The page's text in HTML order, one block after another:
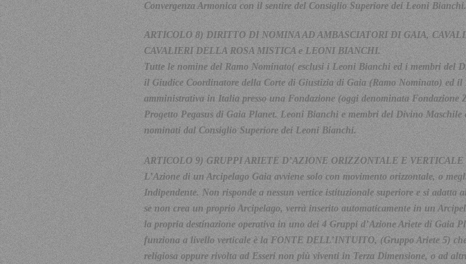
Convergenza Armonica con il sentire del Consiglio Superiore dei Leoni Bianchi.
ARTICOLO 8) DIRITTO DI NOMINA AD AMBASCIATORI DI GAIA,
CAVALIERI DELLA ROSA MISTICA e LEONI BIANCHI.
Tutte le nomine del Ramo Nominato( esclusi i Leoni Bianchi ed i membri del
il Giudice Coordinatore della Corte di Giustizia di Gaia (Ramo Nominato) ed
amministrativa in Italia presso una Fondazione (oggi denominata
Progetto Pegasus di Gaia Planet. Leoni Bianchi e membri del Divino
nominati dal Consiglio Superiore dei Leoni Bianchi.
ARTICOLO 9) GRUPPI ARIETE D’AZIONE ORIZZONTALE E VERTICALE
L’Azione di un Arcipelago Gaia avviene solo con movimento orizzontale, o
Indipendente. Non risponde a nessun vertice istituzionale superiore e si
se non crea un proprio Arcipelago, verrà inserito automaticamente in un
la propria destinazione operativa in uno dei 4 Gruppi d’Azione Ariete di Gaia
funziona a livello verticale è la FONTE DELL’INTUITO, (Gruppo Ariete 5)
religiosa oppure rivolta ad Esseri non più viventi in Terza Dimensione, o ad